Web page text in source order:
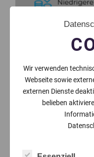
Wir verwenden
Webseite sowie
externen Dienste
belieben